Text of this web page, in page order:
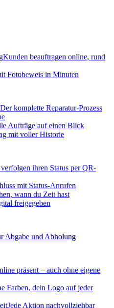
Kunden beauftragen online, rund
Fotobeweis in Minuten
Der komplette Reparatur-Prozess
Aufträge auf einen Blick
mit voller Historie
ihren Status per QR-
mit Status-Anrufen
wann du Zeit hast
freigegeben
Abgabe und Abholung
präsent – auch ohne eigene
Farben, dein Logo auf jeder
Jede Aktion nachvollziehbar